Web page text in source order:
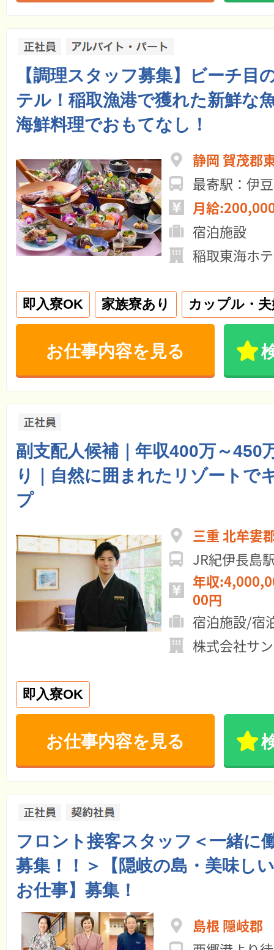
【調理スタッフ募集】ビーチ目
テル！稲取漁港で獲れた新鮮な
海鮮料理でおもてなし！
静岡 賀茂郡
最寄駅：伊
月給
宿泊施設
稲取東海ホ
即入寮OK 家族寮あり カップル・
お仕事内容を見る
副支配人候補｜年収400万～450
り｜自然に囲まれたリゾートで
プ
三重 北牟婁
JR紀伊長島
年収
00円
宿泊施設/宿
株式会社サ
即入寮OK
お仕事内容を見る
フロント接客スタッフ＜一緒に
募集！！＞【隠岐の島・美味し
お仕事】募集！
島根 隠岐郡